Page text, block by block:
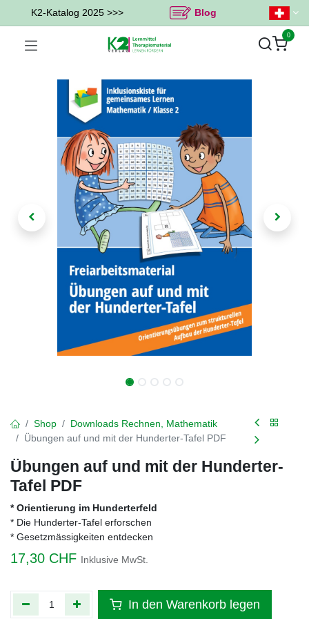
K2-Katalog 2025 >>> Blog
0
Shop
Downloads Rechnen, Mathematik
Übungen auf und mit der Hunderter-Tafel PDF
Übungen auf und mit der Hunderter-
Tafel PDF
* Orientierung im Hunderterfeld
* Die Hunderter-Tafel erforschen
* Gesetzmässigkeiten entdecken
17,30 CHF Inklusive MwSt.
In den Warenkorb legen